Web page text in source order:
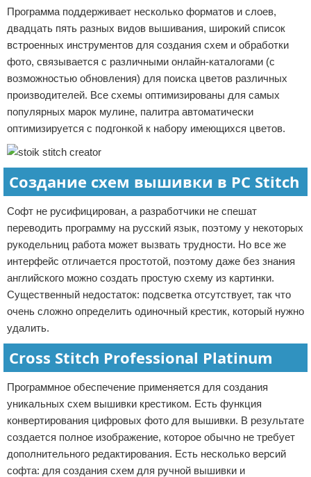
Программа поддерживает несколько форматов и слоев,
двадцать пять разных видов вышивания, широкий список
встроенных инструментов для создания схем и обработки
фото, связывается с различными онлайн-каталогами (с
возможностью обновления) для поиска цветов различных
производителей. Все схемы оптимизированы для самых
популярных марок мулине, палитра автоматически
оптимизируется с подгонкой к набору имеющихся цветов.
Создание схем вышивки в PC Stitch
Софт не русифицирован, а разработчики не спешат
переводить программу на русский язык, поэтому у некоторых
рукодельниц работа может вызвать трудности. Но все же
интерфейс отличается простотой, поэтому даже без знания
английского можно создать простую схему из картинки.
Существенный недостаток: подсветка отсутствует, так что
очень сложно определить одиночный крестик, который нужно
удалить.
Cross Stitch Professional Platinum
Программное обеспечение применяется для создания
уникальных схем вышивки крестиком. Есть функция
конвертирования цифровых фото для вышивки. В результате
создается полное изображение, которое обычно не требует
дополнительного редактирования. Есть несколько версий
софта: для создания схем для ручной вышивки и